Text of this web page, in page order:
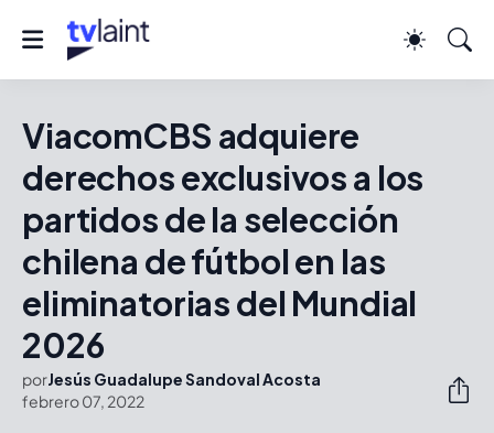
ViacomCBS adquiere
derechos exclusivos a los
partidos de la selección
chilena de fútbol en las
eliminatorias del Mundial
2026
porJesús Guadalupe Sandoval Acosta
febrero 07, 2022